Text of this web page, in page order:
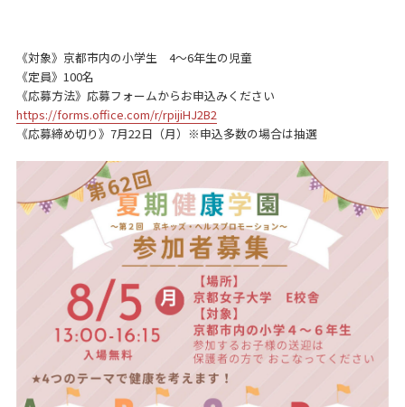
《対象》京都市内の小学生 4～6年生の児童
《定員》100名
《応募方法》応募フォームからお申込みください
https://forms.office.com/r/rpijiHJ2B2
《応募締め切り》7月22日（月）※申込多数の場合は抽選